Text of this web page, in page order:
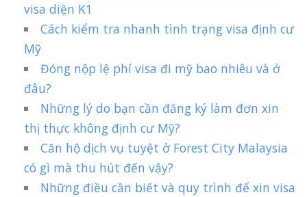
visa diện K1
Cách kiểm tra nhanh tình trạng visa định cư
Mỹ
Đóng nộp lệ phí visa đi mỹ bao nhiêu và ở
đâu?
Những lý do bạn cần đăng ký làm đơn xin
thị thực không định cư Mỹ?
Căn hộ dịch vụ tuyệt ở Forest City Malaysia
có gì mà thu hút đến vậy?
Những điều cần biết và quy trình để xin visa